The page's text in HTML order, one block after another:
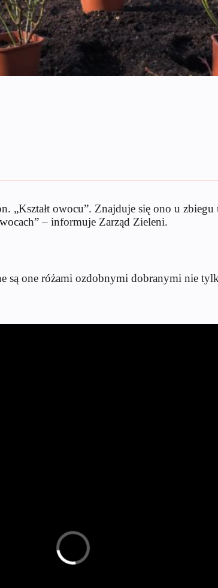
„Kształt owocu”. Znajduje się ono u
– informuje Zarząd Zieleni.
są one różami ozdobnymi dobranymi nie